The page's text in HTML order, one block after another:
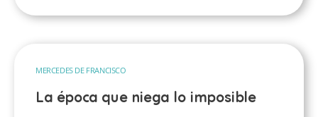
MERCEDES DE FRANCISCO
La época que niega lo imposible